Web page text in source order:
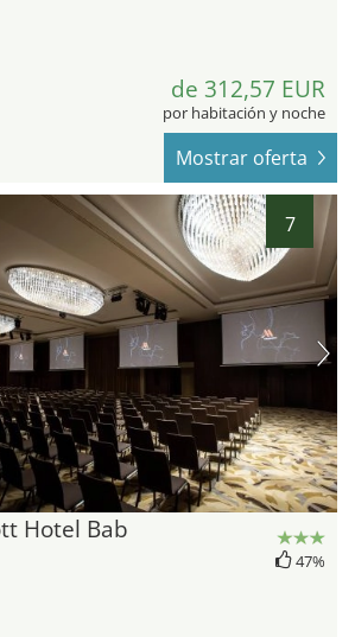
de 312,57 EUR
por habitación y noche
Mostrar oferta
7
Hotel Bab
47%